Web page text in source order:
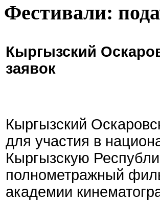
Фестивали:
Кыргызский
заявок
Кыргызский
для участия в
Кыргызскую
полнометражный
академии